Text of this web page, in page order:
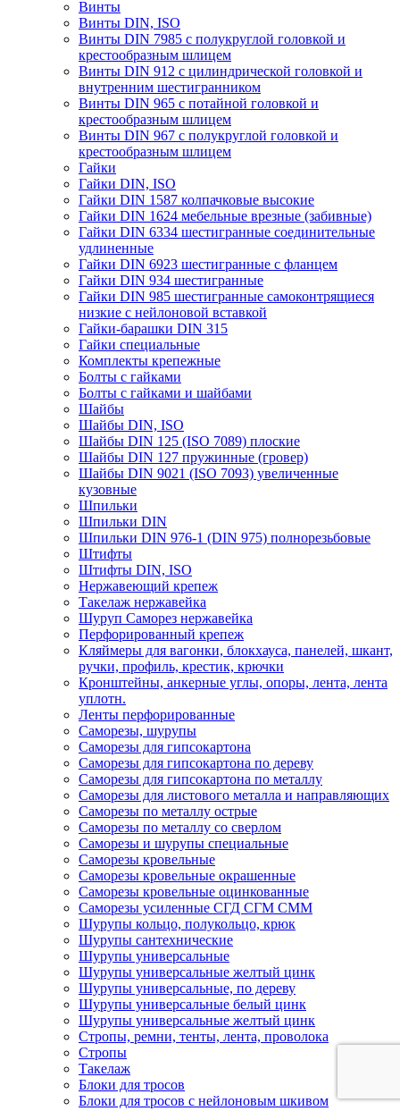
Винты
Винты DIN, ISO
Винты DIN 7985 с полукруглой головкой и
крестообразным шлицем
Винты DIN 912 с цилиндрической головкой и
внутренним шестигранником
Винты DIN 965 с потайной головкой и
крестообразным шлицем
Винты DIN 967 с полукруглой головкой и
крестообразным шлицем
Гайки
Гайки DIN, ISO
Гайки DIN 1587 колпачковые высокие
Гайки DIN 1624 мебельные врезные (забивные)
Гайки DIN 6334 шестигранные соединительные
удлиненные
Гайки DIN 6923 шестигранные с фланцем
Гайки DIN 934 шестигранные
Гайки DIN 985 шестигранные самоконтрящиеся
низкие с нейлоновой вставкой
Гайки-барашки DIN 315
Гайки специальные
Комплекты крепежные
Болты с гайками
Болты с гайками и шайбами
Шайбы
Шайбы DIN, ISO
Шайбы DIN 125 (ISO 7089) плоские
Шайбы DIN 127 пружинные (гровер)
Шайбы DIN 9021 (ISO 7093) увеличенные
кузовные
Шпильки
Шпильки DIN
Шпильки DIN 976-1 (DIN 975) полнорезьбовые
Штифты
Штифты DIN, ISO
Нержавеющий крепеж
Такелаж нержавейка
Шуруп Саморез нержавейка
Перфорированный крепеж
Кляймеры для вагонки, блокхауса, панелей, шкант,
ручки, профиль, крестик, крючки
Кронштейны, анкерные углы, опоры, лента, лента
уплотн.
Ленты перфорированные
Саморезы, шурупы
Саморезы для гипсокартона
Саморезы для гипсокартона по дереву
Саморезы для гипсокартона по металлу
Саморезы для листового металла и направляющих
Саморезы по металлу острые
Саморезы по металлу со сверлом
Саморезы и шурупы специальные
Саморезы кровельные
Саморезы кровельные окрашенные
Саморезы кровельные оцинкованные
Саморезы усиленные СГД СГМ СММ
Шурупы кольцо, полукольцо, крюк
Шурупы сантехнические
Шурупы универсальные
Шурупы универсальные желтый цинк
Шурупы универсальные, по дереву
Шурупы универсальные белый цинк
Шурупы универсальные желтый цинк
Стропы, ремни, тенты, лента, проволока
Стропы
Такелаж
Блоки для тросов
Блоки для тросов с нейлоновым шкивом